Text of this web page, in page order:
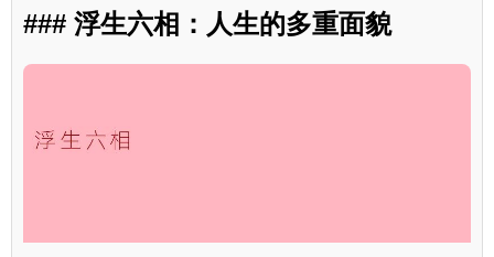
### 浮生六相：人生的多重面貌